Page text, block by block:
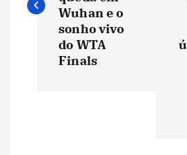
Wuhan e o
sonho vivo
do WTA
Finals